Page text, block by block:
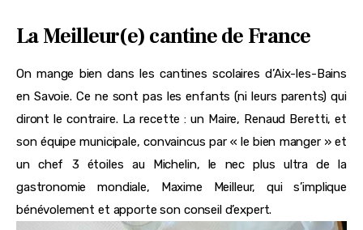
La Meilleur(e) cantine de France
On mange bien dans les cantines scolaires d’Aix-les-Bains
en Savoie. Ce ne sont pas les enfants (ni leurs parents) qui
diront le contraire. La recette : un Maire, Renaud Beretti, et
son équipe municipale, convaincus par « le bien manger » et
un chef 3 étoiles au Michelin, le nec plus ultra de la
gastronomie mondiale, Maxime Meilleur, qui s’implique
bénévolement et apporte son conseil d’expert.